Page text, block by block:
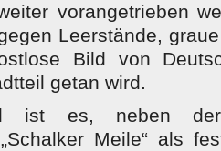
vorangetrieben
Leerstände,
Bild von
getan wird.
ist es, neben der
Meile“ als